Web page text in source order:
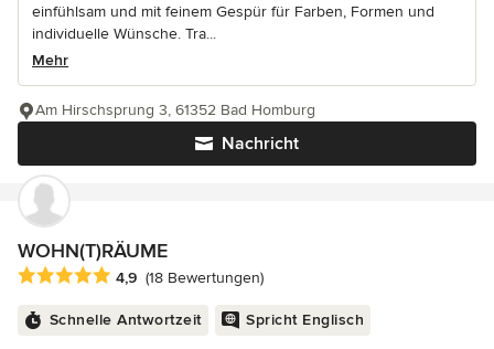
einfühlsam und mit feinem Gespür für Farben, Formen und
individuelle Wünsche. Tra...
Mehr
Nachricht
Am Hirschsprung 3, 61352 Bad Homburg
WOHN(T)RÄUME
Durchschnittliche Bewertung: 4.9 von 5 Sternen
4,9 (18 Bewertungen)
Schnelle Antwortzeit Spricht Englisch